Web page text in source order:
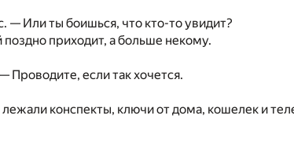
— Или ты боишься, что кто-то увидит?
приходит, а больше некому.
если так хочется.
конспекты, ключи от дома, кошелек и